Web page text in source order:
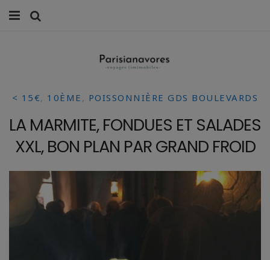
FAMILLE
VOYAGES
WEEK-ENDS
LIFESTYLE
< 15€, 10ÈME , POISSONNIÈRE GDS BOULEVARDS
LA MARMITE, FONDUES ET SALADES
XXL, BON PLAN PAR GRAND FROID